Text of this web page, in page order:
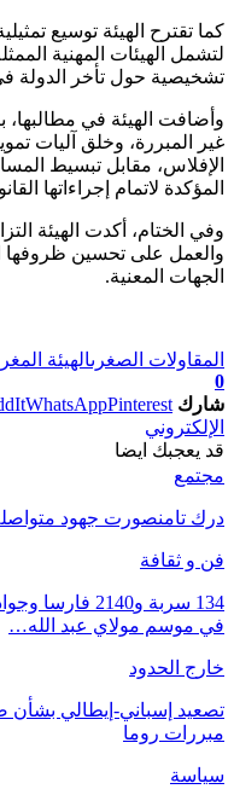
كما تقترح الهيئة توسيع
لتشمل الهيئات المهنية
تشخيصية حول تأخر الدولة في
وأضافت الهيئة في
غير المبررة، وخلق آليات
الإفلاس، مقابل تبسيط
المؤكدة لاتمام إجراءاتها
وفي الختام، أكدت الهيئة
والعمل على تحسين ظروفها
الجهات المعنية.
المقاولات الصغرىالهيئة
0
شارك
WhatsAppPinterest
الإلكتروني
قد يعجبك ايضا
مجتمع
درك تامنصورت جهود
فن و ثقافة
134 سربة
في موسم مولاي عبد الله…
خارج الحدود
تصعيد إسباني-إيطالي بشأن
مبررات روما
سياسة